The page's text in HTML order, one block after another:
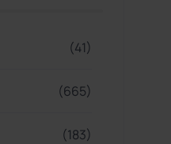
(41)
(665)
(183)